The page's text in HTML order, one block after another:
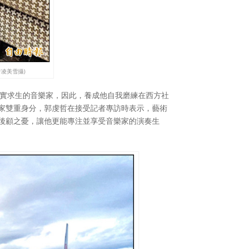
美雪攝)
求生的音樂家，因此，養成他自我磨練在西方社
雙重身分，郭虔哲在接受記者專訪時表示，藝術
之憂，讓他更能專注並享受音樂家的演奏生